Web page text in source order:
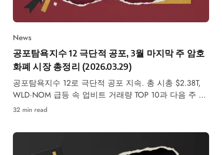
News
공포탐욕지수 12 극단적 공포, 3월 마지막 주 암호
화폐 시장 총정리 (2026.03.29)
공포탐욕지수 12로 극단적 공포 지속. 총 시총 $2.38T,
WLD·NOM 급등 속 업비트 거래량 TOP 10과 다음 주 이
벤트 총정리.
32 min read